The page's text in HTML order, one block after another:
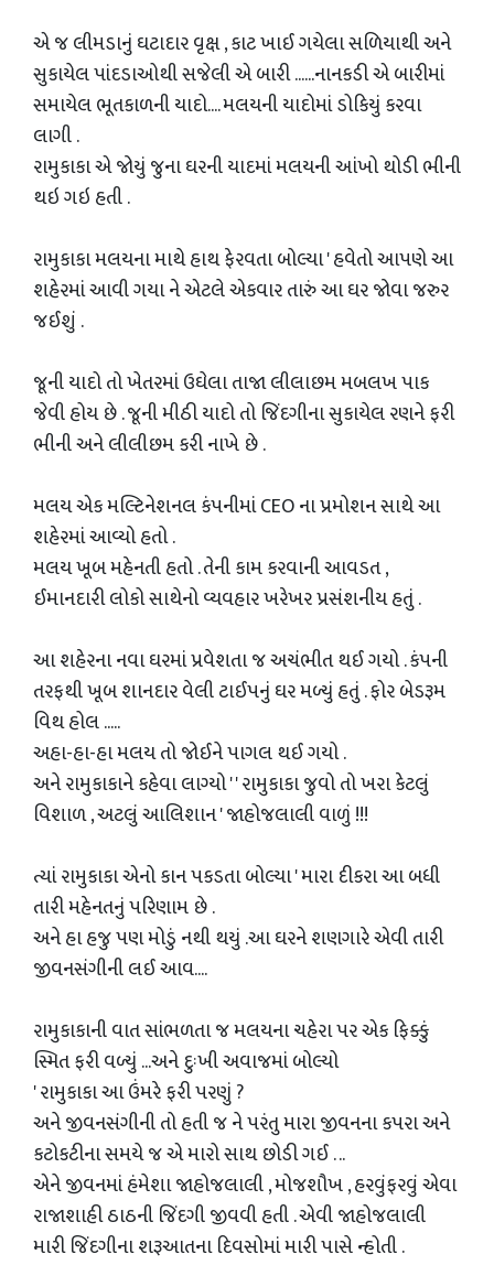
એ જ લીમડાનું ઘટાદાર વૃક્ષ , કાટ ખાઈ ગયેલા સળિયાથી અને
સુકાયેલ પાંદડાઓથી સજેલી એ બારી ......નાનકડી એ બારીમાં
સમાયેલ ભૂતકાળની યાદો.... મલયની યાદોમાં ડોકિયું કરવા
લાગી .
રામુકાકા એ જોયું જુના ઘરની યાદમાં મલયની આંખો થોડી ભીની
થઇ ગઇ હતી .
રામુકાકા મલયના માથે હાથ ફેરવતા બોલ્યા ' હવેતો આપણે આ
શહેરમાં આવી ગયા ને એટલે એકવાર તારું આ ઘર જોવા જરુર
જઈશું .
જૂની યાદો તો ખેતરમાં ઉઘેલા તાજા લીલાછમ મબલખ પાક
જેવી હોય છે . જૂની મીઠી યાદો તો જિંદગીના સુકાયેલ રણને ફરી
ભીની અને લીલીછમ કરી નાખે છે .
મલય એક મલ્ટિનેશનલ કંપનીમાં CEO ના પ્રમોશન સાથે આ
શહેરમાં આવ્યો હતો .
મલય ખૂબ મહેનતી હતો . તેની કામ કરવાની આવડત ,
ઈમાનદારી લોકો સાથેનો વ્યવહાર ખરેખર પ્રસંશનીય હતું .
આ શહેરના નવા ઘરમાં પ્રવેશતા જ અચંભીત થઈ ગયો . કંપની
તરફથી ખૂબ શાનદાર વેલી ટાઈપનું ઘર મળ્યું હતું . ફોર બેડરૂમ
વિથ હોલ .....
અહા-હા-હા મલય તો જોઈને પાગલ થઈ ગયો .
અને રામુકાકાને કહેવા લાગ્યો ' ' રામુકાકા જુવો તો ખરા કેટલું
વિશાળ , અટલું આલિશાન ' જાહોજલાલી વાળું !!!
ત્યાં રામુકાકા એનો કાન પકડતા બોલ્યા ' મારા દીકરા આ બધી
તારી મહેનતનું પરિણામ છે .
અને હા હજુ પણ મોડું નથી થયું .આ ઘરને શણગારે એવી તારી
જીવનસંગીની લઈ આવ....
રામુકાકાની વાત સાંભળતા જ મલયના ચહેરા પર એક ફિક્કું
સ્મિત ફરી વળ્યું ...અને દુઃખી અવાજમાં બોલ્યો
' રામુકાકા આ ઉંમરે ફરી પરણું ?
અને જીવનસંગીની તો હતી જ ને પરંતુ મારા જીવનના કપરા અને
કટોકટીના સમયે જ એ મારો સાથ છોડી ગઈ . ..
એને જીવનમાં હંમેશા જાહોજલાલી , મોજશૌખ , હરવુંફરવું એવા
રાજાશાહી ઠાઠની જિંદગી જીવવી હતી . એવી જાહોજલાલી
મારી જિંદગીના શરૂઆતના દિવસોમાં મારી પાસે ન્હોતી .